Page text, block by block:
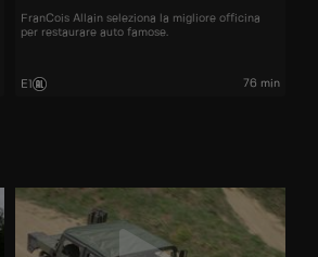
FranCois Allain seleziona la migliore officina
per restaurare auto famose.
E1 76 min